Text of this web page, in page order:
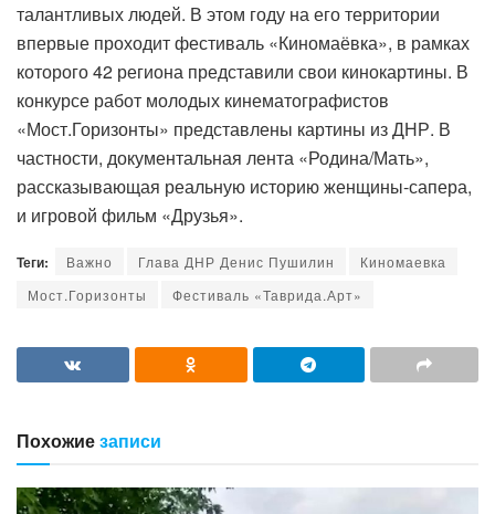
талантливых людей. В этом году на его территории
впервые проходит фестиваль «Киномаёвка», в рамках
которого 42 региона представили свои кинокартины. В
конкурсе работ молодых кинематографистов
«Мост.Горизонты» представлены картины из ДНР. В
частности, документальная лента «Родина/Мать»,
рассказывающая реальную историю женщины-сапера,
и игровой фильм «Друзья».
Теги: Важно Глава ДНР Денис Пушилин
Киномаевка
Мост.Горизонты
Фестиваль «Таврида.Арт»
Похожиезаписи